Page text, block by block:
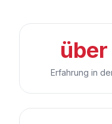
Erfahrung in